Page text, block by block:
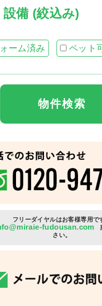
備 (絞込み)
ーム済み ペット
フリーダイヤルはお客様専用で
fudousan.com
さい。